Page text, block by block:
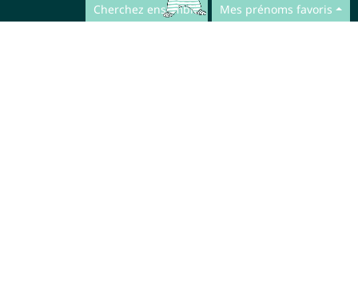
Cherchez ensemble Mes prénoms favoris